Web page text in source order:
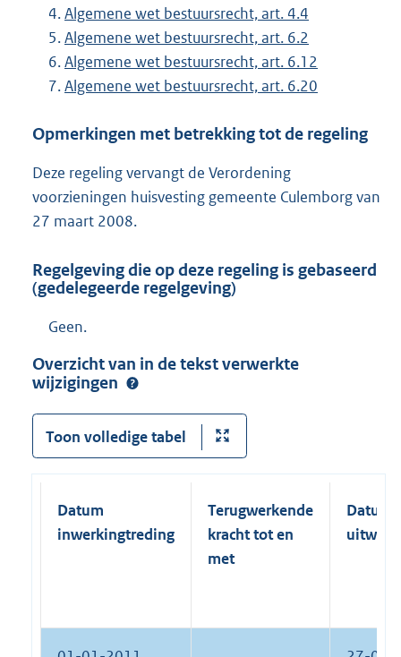
Algemene wet bestuursrecht, art. 4.4
Algemene wet bestuursrecht, art. 6.2
Algemene wet bestuursrecht, art. 6.12
Algemene wet bestuursrecht, art. 6.20
Opmerkingen met betrekking tot de regeling
Deze regeling vervangt de Verordening
voorzieningen huisvesting gemeente Culemborg van
27 maart 2008.
Regelgeving die op deze regeling is gebaseerd
(gedelegeerde regelgeving)
Geen.
Overzicht van in de tekst verwerkte
wijzigingen
Toon volledige tabel
Datum
inwerkingtreding
Terugwerkende
kracht tot en
met
Datum